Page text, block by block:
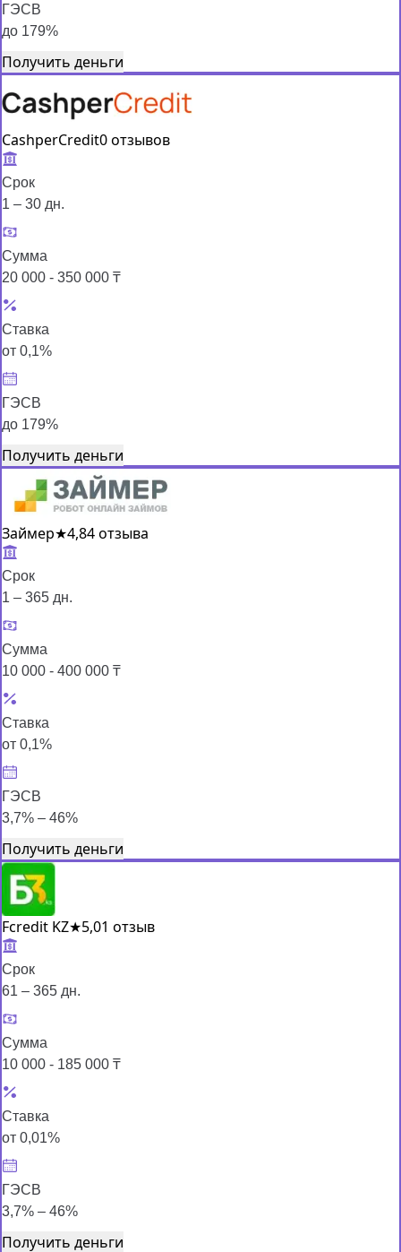
ГЭСВ
до 179%
Получить деньги
CashperCredit0 отзывов
Срок
1 – 30 дн.
Сумма
20 000 - 350 000 ₸
Ставка
от 0,1%
ГЭСВ
до 179%
Получить деньги
Займер★4,84 отзыва
Срок
1 – 365 дн.
Сумма
10 000 - 400 000 ₸
Ставка
от 0,1%
ГЭСВ
3,7% – 46%
Получить деньги
Fcredit KZ★5,01 отзыв
Срок
61 – 365 дн.
Сумма
10 000 - 185 000 ₸
Ставка
от 0,01%
ГЭСВ
3,7% – 46%
Получить деньги